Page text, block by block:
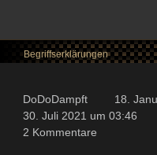
Begriffserklärungen
DoDoDampft
18.
30. Juli 2021 um 03:46
2 Kommentare